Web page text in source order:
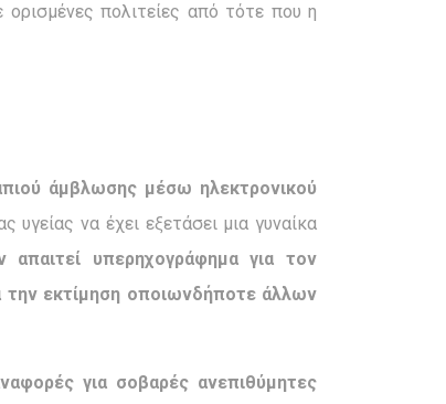
πολιτείες από τότε που η
άμβλωσης μέσω ηλεκτρονικού
υγείας να έχει εξετάσει μια γυναίκα
υπερηχογράφημα για τον
την εκτίμηση οποιωνδήποτε άλλων
για σοβαρές ανεπιθύμητες